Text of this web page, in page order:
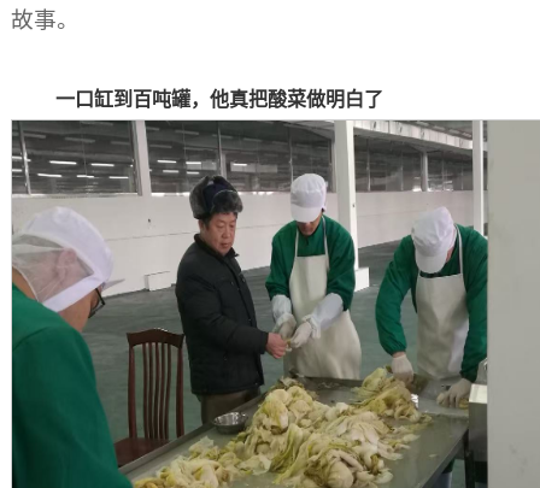
故事。
一口缸到百吨罐，他真把酸菜做明白了